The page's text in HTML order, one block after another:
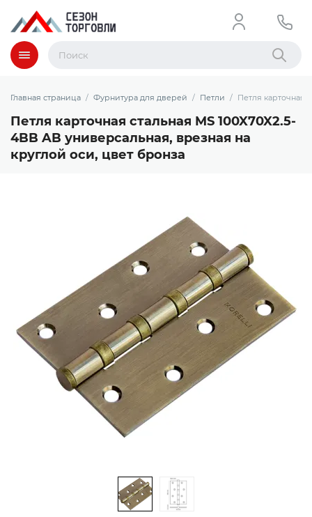
Меню Найти
Главная страница Фурнитура для дверей Петли Петля карточная
Петля карточная стальная MS 100X70X2.5-
4BB AB универсальная, врезная на
круглой оси, цвет бронза